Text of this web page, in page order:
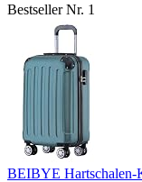
Bestseller Nr. 1
BEIBYE Hartschalen-